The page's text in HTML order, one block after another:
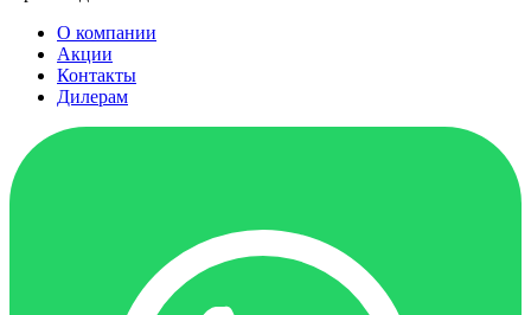
О компании
Акции
Контакты
Дилерам